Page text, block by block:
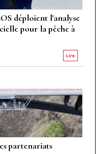
déploient l'analyse
pour la pêche à
Lire
partenariats